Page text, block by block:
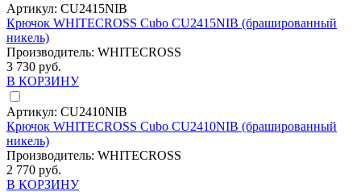
Артикул: CU2415NIB
Крючок WHITECROSS Cubo CU2415NIB (брашированный
никель)
Производитель: WHITECROSS
3 730 руб.
В КОРЗИНУ
Артикул: CU2410NIB
Крючок WHITECROSS Cubo CU2410NIB (брашированный
никель)
Производитель: WHITECROSS
2 770 руб.
В КОРЗИНУ